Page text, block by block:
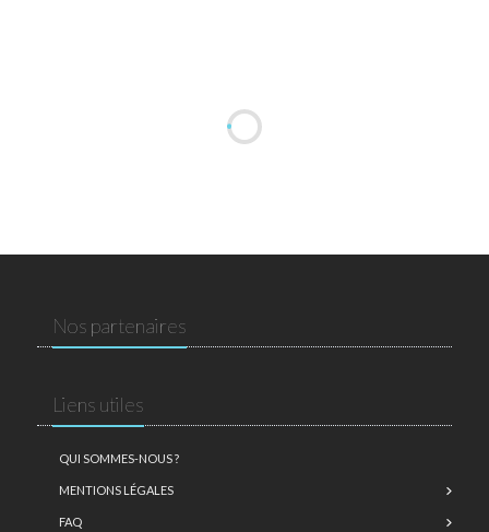
Nos partenaires
Liens utiles
QUI SOMMES-NOUS ?
MENTIONS LÉGALES
FAQ